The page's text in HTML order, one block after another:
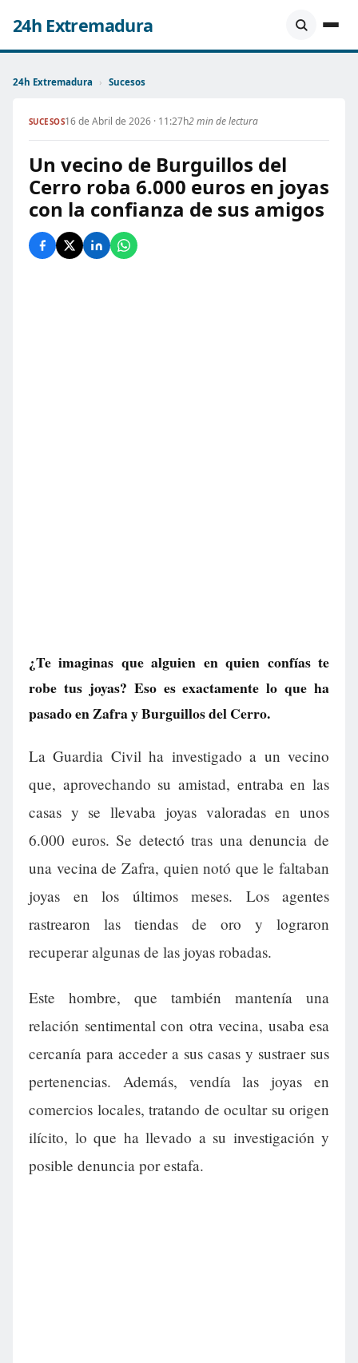
24h Extremadura
24h Extremadura › Sucesos
SUCESOS16 de Abril de 2026 · 11:27h2 min de lectura
Un vecino de Burguillos del
Cerro roba 6.000 euros en joyas
con la confianza de sus amigos
¿Te imaginas que alguien en quien confías te
robe tus joyas? Eso es exactamente lo que ha
pasado en Zafra y Burguillos del Cerro.
La Guardia Civil ha investigado a un vecino
que, aprovechando su amistad, entraba en las
casas y se llevaba joyas valoradas en unos
6.000 euros. Se detectó tras una denuncia de
una vecina de Zafra, quien notó que le faltaban
joyas en los últimos meses. Los agentes
rastrearon las tiendas de oro y lograron
recuperar algunas de las joyas robadas.
Este hombre, que también mantenía una
relación sentimental con otra vecina, usaba esa
cercanía para acceder a sus casas y sustraer sus
pertenencias. Además, vendía las joyas en
comercios locales, tratando de ocultar su origen
ilícito, lo que ha llevado a su investigación y
posible denuncia por estafa.